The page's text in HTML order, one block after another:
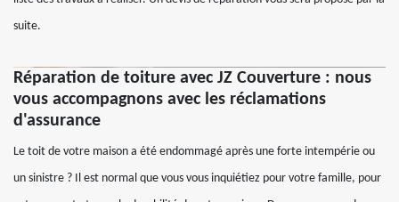
suite.
Réparation de toiture avec JZ Couverture : nous
vous accompagnons avec les réclamations
d'assurance
Le toit de votre maison a été endommagé après une forte intempérie ou
un sinistre ? Il est normal que vous vous inquiétiez pour votre famille, pour